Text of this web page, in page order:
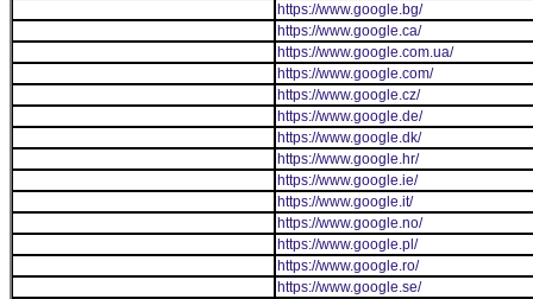
https://www.google.bg/
https://www.google.ca/
https://www.google.com.ua/
https://www.google.com/
https://www.google.cz/
https://www.google.de/
https://www.google.dk/
https://www.google.hr/
https://www.google.ie/
https://www.google.it/
https://www.google.no/
https://www.google.pl/
https://www.google.ro/
https://www.google.se/